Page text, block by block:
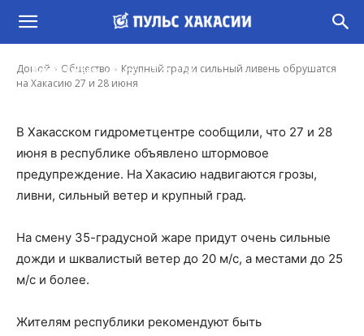
Домой Общество
Крупный град и сильный ливень обрушатся
на Хакасию 27 и 28 июня
Крупный град и сильный ливень обрушатся
на Хакасию 27 и 28 июня
Ирина Гусева - 26 Июн, 2022 12:50
В Хакасском гидрометцентре сообщили, что 27 и 28
июня в республике объявлено штормовое
предупреждение. На Хакасию надвигаются грозы,
ливни, сильный ветер и крупный град.
На смену 35-градусной жаре придут очень сильные
дожди и шквалистый ветер до 20 м/с, а местами до 25
м/с и более.
Жителям республики рекомендуют быть